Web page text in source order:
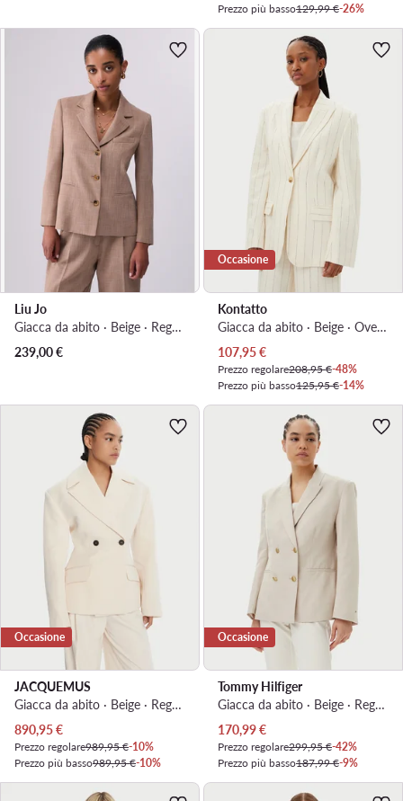
Prezzo più basso129,99 €-26%
Liu Jo
Giacca da abito · Beige · Regular Fit
239,00€
Occasione
Kontatto
Giacca da abito · Beige · Oversize
Prezzo attuale
107,95€
Prezzo regolare208,95 €-48%
Prezzo più basso125,95 €-14%
Occasione
JACQUEMUS
Giacca da abito · Beige · Regular Fit
Prezzo attuale
890,95€
Prezzo regolare989,95 €-10%
Prezzo più basso989,95 €-10%
Occasione
Tommy Hilfiger
Giacca da abito · Beige · Regular Fit
Prezzo attuale
170,99€
Prezzo regolare299,95 €-42%
Prezzo più basso187,99 €-9%